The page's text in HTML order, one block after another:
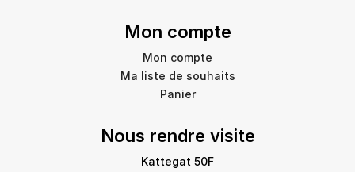
Mon compte
Mon compte
Ma liste de souhaits
Panier
Nous rendre visite
Kattegat 50F